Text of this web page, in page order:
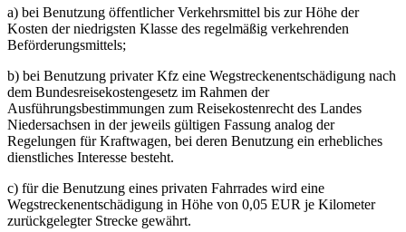
a) bei Benutzung öffentlicher Verkehrsmittel bis zur Höhe der
Kosten der niedrigsten Klasse des regelmäßig verkehrenden
Beförderungsmittels;
b) bei Benutzung privater Kfz eine Wegstreckenentschädigung nach
dem Bundesreisekostengesetz im Rahmen der
Ausführungsbestimmungen zum Reisekostenrecht des Landes
Niedersachsen in der jeweils gültigen Fassung analog der
Regelungen für Kraftwagen, bei deren Benutzung ein erhebliches
dienstliches Interesse besteht.
c) für die Benutzung eines privaten Fahrrades wird eine
Wegstreckenentschädigung in Höhe von 0,05 EUR je Kilometer
zurückgelegter Strecke gewährt.